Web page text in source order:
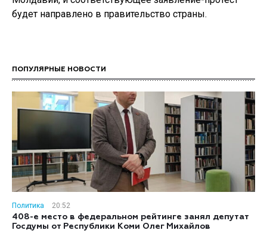
будет направлено в правительство страны.
ПОПУЛЯРНЫЕ НОВОСТИ
Политика
20:52
408-е место в федеральном рейтинге занял депутат
Госдумы от Республики Коми Олег Михайлов